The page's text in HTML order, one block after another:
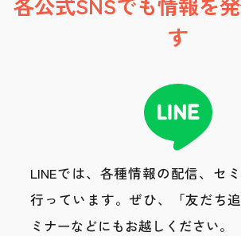
す
LINEでは、各種情報の配信、セ
行っています。 ぜひ、「友だち
ミナーなどにもお越しください。